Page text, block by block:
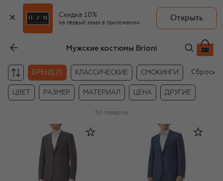
Скидка 10%
на первый заказ в приложении
Открыть
Мужские костюмы Brioni
БРЕНД (1) КЛАССИЧЕСКИЕ СМОКИНГИ
ЦВЕТ РАЗМЕР МАТЕРИАЛ ЦЕНА ДРУГИЕ
30 товаров